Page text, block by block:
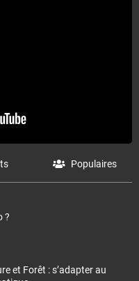
Populaires
?
et Forêt : s’adapter au